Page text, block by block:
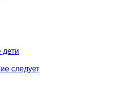
дети
следует